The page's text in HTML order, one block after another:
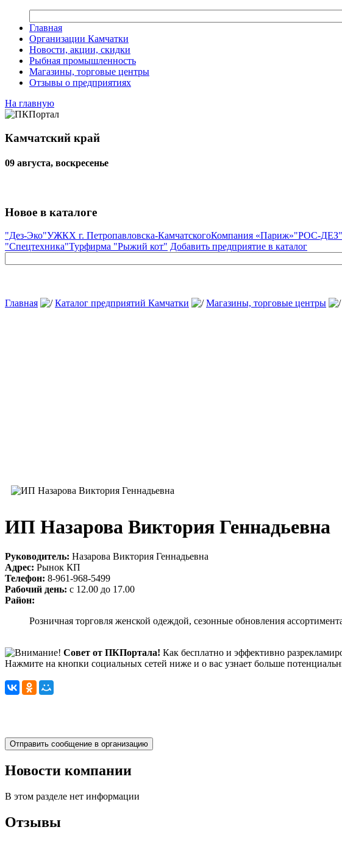
Главная
Организации Камчатки
Новости, акции, скидки
Рыбная промышленность
Магазины, торговые центры
Отзывы о предприятиях
На главную
Камчатский край
09 августа, воскресенье
Новое в каталоге
"Дез-Эко"УЖКХ г. Петропавловска-КамчатскогоКомпания «Париж»"РОС-ДЕЗ"
"Спецтехника"Турфирма "Рыжий кот" Добавить предприятие в каталог
Главная
Каталог предприятий Камчатки Магазины, торговые центры
ИП Назарова Виктория Геннадьевна
Руководитель: Назарова Виктория Геннадьевна
Адрес: Рынок КП
Телефон: 8-961-968-5499
Рабочий день: с 12.00 до 17.00
Район:
Розничная торговля женской одеждой, сезонные обновления
Совет от ПКПортала! Как бесплатно и эффективно
Нажмите на кнопки социальных сетей ниже и о вас узнает больше
Новости компании
В этом разделе нет информации
Отзывы